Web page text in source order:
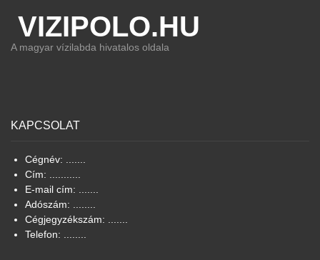
VIZIPOLO.HU
A magyar vízilabda hivatalos oldala
KAPCSOLAT
Cégnév: .......
Cím: ...........
E-mail cím: .......
Adószám: ........
Cégjegyzékszám: .......
Telefon: ........